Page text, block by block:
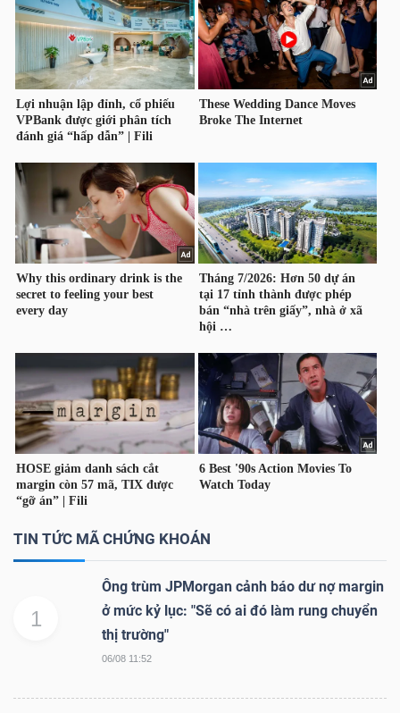
TIN TỨC MÃ CHỨNG KHOÁN
1
Ông trùm JPMorgan cảnh báo dư nợ margin
ở mức kỷ lục: "Sẽ có ai đó làm rung chuyển
thị trường"
06/08 11:52
YẾU
TIÊU
DÙNG
THIẾT
YẾU
CHĂM
SỨC
KHỎE
TÀI
CHÍNH
TIN